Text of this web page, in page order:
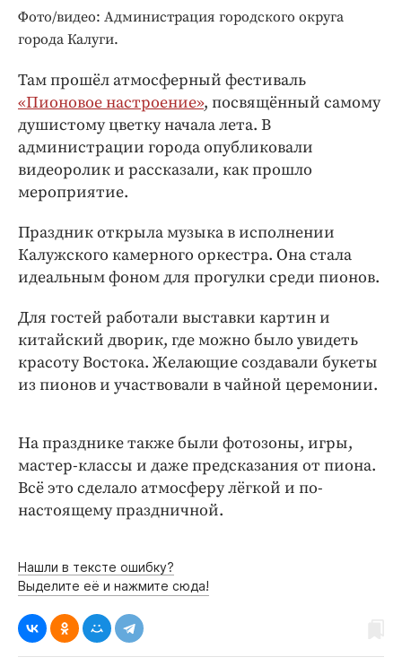
Блоги
Издания
Интересное чтиво
Клиника года
Бренд года
Работодатель года
Фото/видео: Администрация городского округа
города Калуги.
Там прошёл атмосферный фестиваль
«Пионовое настроение», посвящённый самому
душистому цветку начала лета. В
администрации города опубликовали
видеоролик и рассказали, как прошло
мероприятие.
Праздник открыла музыка в исполнении
Калужского камерного оркестра. Она стала
идеальным фоном для прогулки среди пионов.
Для гостей работали выставки картин и
китайский дворик, где можно было увидеть
красоту Востока. Желающие создавали букеты
из пионов и участвовали в чайной церемонии.
На празднике также были фотозоны, игры,
мастер-классы и даже предсказания от пиона.
Всё это сделало атмосферу лёгкой и по-
настоящему праздничной.
Нашли в тексте ошибку?
Выделите её и нажмите сюда!